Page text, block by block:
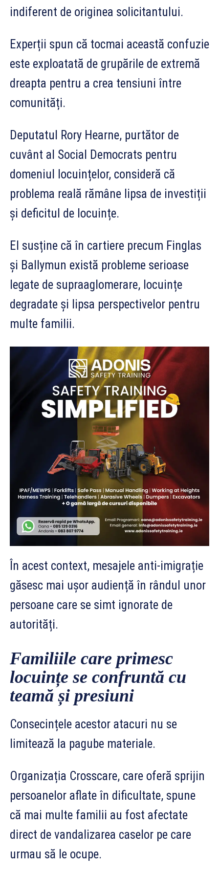
indiferent de originea solicitantului.
Experții spun că tocmai această confuzie
este exploatată de grupările de extremă
dreapta pentru a crea tensiuni între
comunități.
Deputatul Rory Hearne, purtător de
cuvânt al Social Democrats pentru
domeniul locuințelor, consideră că
problema reală rămâne lipsa de investiții
și deficitul de locuințe.
El susține că în cartiere precum Finglas
și Ballymun există probleme serioase
legate de supraaglomerare, locuințe
degradate și lipsa perspectivelor pentru
multe familii.
În acest context, mesajele anti-imigrație
găsesc mai ușor audiență în rândul unor
persoane care se simt ignorate de
autorități.
Familiile care primesc
locuințe se confruntă cu
teamă și presiuni
Consecințele acestor atacuri nu se
limitează la pagube materiale.
Organizația Crosscare, care oferă sprijin
persoanelor aflate în dificultate, spune
că mai multe familii au fost afectate
direct de vandalizarea caselor pe care
urmau să le ocupe.